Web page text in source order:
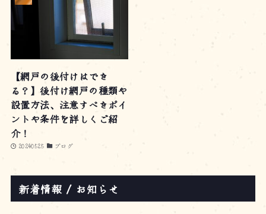
【網戸の後付けはでき
る？】後付け網戸の種類や
設置方法、注意すべきポイ
ントや条件を詳しくご紹
介！
20240525 ブログ
新着情報 / お知らせ